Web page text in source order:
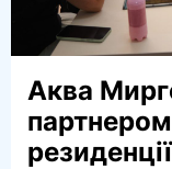
Аква